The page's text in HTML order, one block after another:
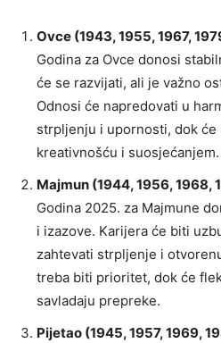
Ovce (1943, 1955, 1967,
Godina za Ovce donosi
će se razvijati, ali je važno
Odnosi će napredovati u
strpljenju i upornosti, dok će
kreativnošću i suosjećanjem.
Majmun (1944, 1956, 1968,
Godina 2025. za Majmune
i izazove. Karijera će biti
zahtevati strpljenje i
treba biti prioritet, dok će
savladaju prepreke.
Pijetao (1945, 1957, 1969,